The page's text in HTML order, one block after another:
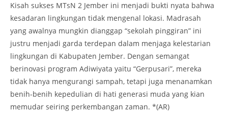
Kisah sukses MTsN 2 Jember ini menjadi bukti nyata bahwa
kesadaran lingkungan tidak mengenal lokasi. Madrasah
yang awalnya mungkin dianggap “sekolah pinggiran” ini
justru menjadi garda terdepan dalam menjaga kelestarian
lingkungan di Kabupaten Jember. Dengan semangat
berinovasi program Adiwiyata yaitu “Gerpusari”, mereka
tidak hanya mengurangi sampah, tetapi juga menanamkan
benih-benih kepedulian di hati generasi muda yang kian
memudar seiring perkembangan zaman. *(AR)